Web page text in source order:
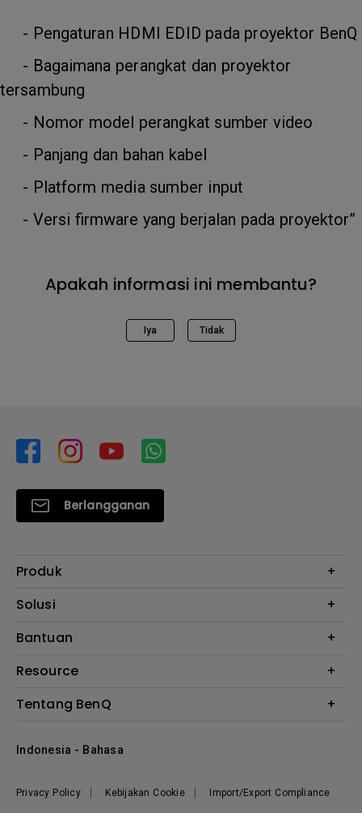
- Pengaturan HDMI EDID pada proyektor BenQ
- Bagaimana perangkat dan proyektor
tersambung
- Nomor model perangkat sumber video
- Panjang dan bahan kabel
- Platform media sumber input
- Versi firmware yang berjalan pada proyektor”
Apakah informasi ini membantu?
Iya Tidak
Berlangganan
Produk
Proyektor
Monitor Arm
Monitor Light Bar
Solusi
E-Sports
AQCOLOR
Monitor Eye-Care
Bantuan
Garansi
Layanan Perbaikan
Resource
Where to Buy
Knowledge Center
Tentang BenQ
Berita
Privacy Policy Kebijakan Cookie Import/Export Compliance
Indonesia - Bahasa